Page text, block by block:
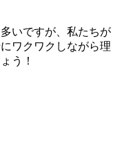
いですが、私たちが
ワクワクしながら理
う！